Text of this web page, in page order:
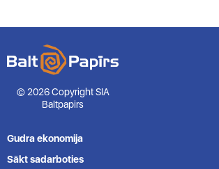
© 2026 Copyright SIA
Baltpapirs
Gudra ekonomija
Sākt sadarboties